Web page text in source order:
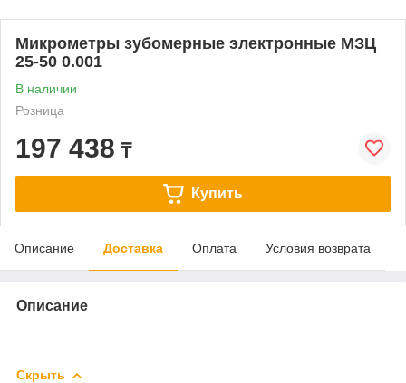
Микрометры зубомерные электронные МЗЦ
25-50 0.001
В наличии
Розница
197 438 ₸
Купить
Описание Доставка Оплата Условия возврата
Описание
Скрыть